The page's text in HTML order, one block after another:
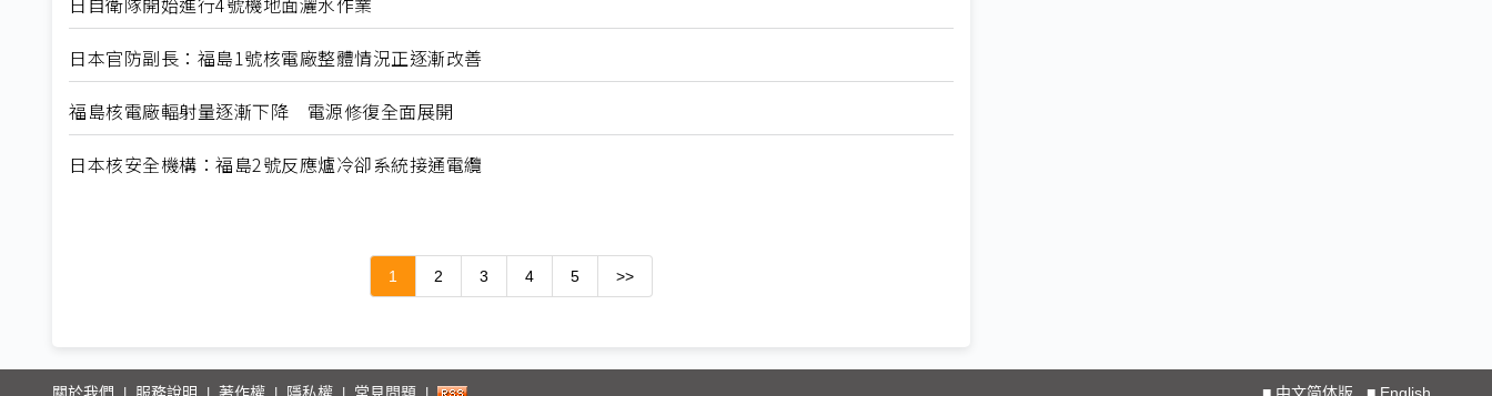
日本官防副長：福島1號核電廠整體情況正逐漸改善
福島核電廠輻射量逐漸下降 電源修復全面展開
日本核安全機構：福島2號反應爐冷卻系統接通電纜
1 2 3 4 5 >>